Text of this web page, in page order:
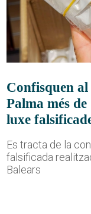
Confisquen
Palma més
luxe
Es tracta de la
falsificada
Balears